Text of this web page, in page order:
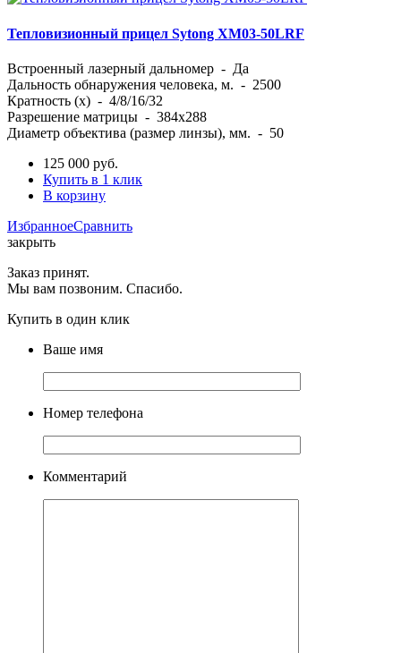
Тепловизионный прицел Sytong XM03-50LRF
Встроенный лазерный дальномер - Да
Дальность обнаружения человека, м. - 2500
Кратность (х) - 4/8/16/32
Разрешение матрицы - 384x288
Диаметр объектива (размер линзы), мм. - 50
125 000 руб.
Купить в 1 клик
В корзину
ИзбранноеСравнить
закрыть
Заказ принят.
Мы вам позвоним. Спасибо.
Купить в один клик
Ваше имя
Номер телефона
Комментарий